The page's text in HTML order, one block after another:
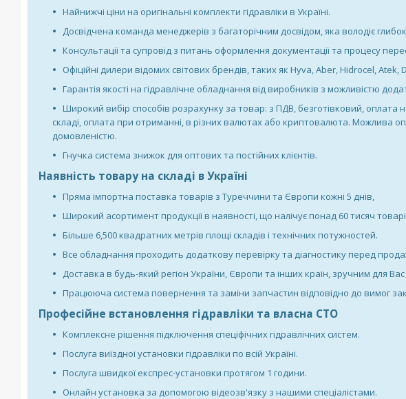
Найнижчі ціни на оригінальні комплекти гідравліки в Україні.
Досвідчена команда менеджерів з багаторічним досвідом, яка володіє
Консультації та супровід з питань оформлення документації та процесу
Офіційні дилери відомих світових брендів, таких як Hyva, Aber, Hidrocel, Atek,
Гарантія якості на гідравлічне обладнання від виробників з можливістю
Широкий вибір способів розрахунку за товар: з ПДВ, безготівковий, оплата
складі, оплата при отриманні, в різних валютах або криптовалюта. Можлива
домовленістю.
Гнучка система знижок для оптових та постійних клієнтів.
Наявність товару на складі в Україні
Пряма імпортна поставка товарів з Туреччини та Європи кожні 5 днів,
Широкий асортимент продукції в наявності, що налічує понад 60 тисяч
Більше 6,500 квадратних метрів площі складів і технічних потужностей.
Все обладнання проходить додаткову перевірку та діагностику перед
Доставка в будь-який регіон України, Європи та інших країн, зручним для
Працююча система повернення та заміни запчастин відповідно до вимог
Професійне встановлення гідравліки та власна СТО
Комплексне рішення підключення спеціфічних гідравлічних систем.
Послуга виїздної установки гідравліки по всій Україні.
Послуга швидкої експрес-установки протягом 1 години.
Онлайн установка за допомогою відеозв'язку з нашими спеціалістами.